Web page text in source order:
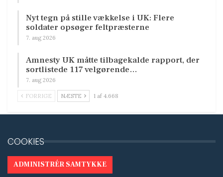
Nyt tegn på stille vækkelse i UK: Flere
soldater opsøger feltpræsterne
7. aug 2026
Amnesty UK måtte tilbagekalde rapport, der
sortlistede 117 velgørende…
7. aug 2026
FORRIGE NÆSTE 1 af 4.668
COOKIES
ADMINISTRÉR SAMTYKKE